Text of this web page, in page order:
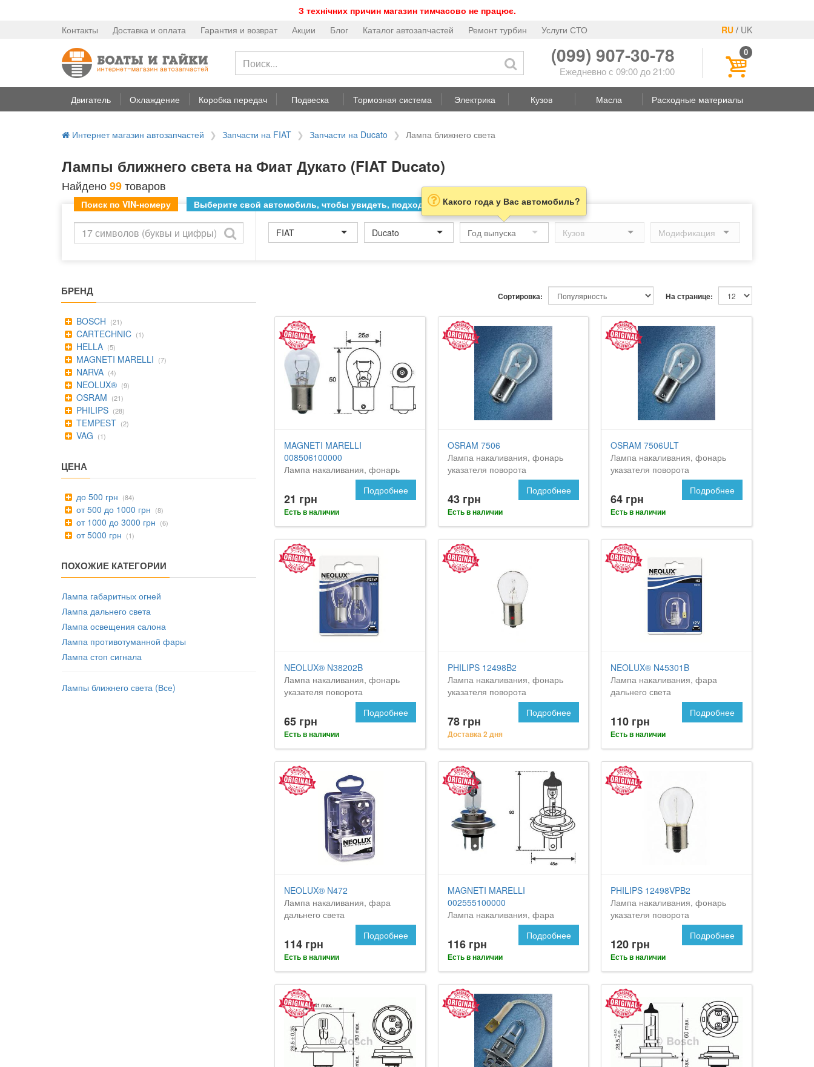
З технічних причин магазин тимчасово не працює.
RU / UK
Контакты Доставка и оплата Гарантия и возврат Акции Блог Каталог автозапчастей Ремонт турбин Услуги СТО
(099) 907-30-78
Ежедневно с 09:00 до 21:00
0
Двигатель Охлаждение Коробка передач Подвеска Тормозная система Электрика Кузов Масла Расходные материалы
Интернет магазин автозапчастей Запчасти на FIAT Запчасти на Ducato Лампа ближнего света
Лампы ближнего света на Фиат Дукато (FIAT Ducato)
Найдено99товаров
Поиск по VIN-номеру Выберите свой автомобиль, чтобы увидеть, подходит ли товар к нему
FIAT Ducato
Какого года у Вас автомобиль?
БРЕНД
BOSCH (21)
CARTECHNIC (1)
HELLA (5)
MAGNETI MARELLI (7)
NARVA (4)
NEOLUX® (9)
OSRAM (21)
PHILIPS (28)
TEMPEST (2)
VAG (1)
ЦЕНА
до 500 грн (84)
от 500 до 1000 грн (8)
от 1000 до 3000 грн (6)
от 5000 грн (1)
ПОХОЖИЕ КАТЕГОРИИ
Лампа габаритных огней
Лампа дальнего света
Лампа освещения салона
Лампа противотуманной фары
Лампа стоп сигнала
Лампы ближнего света (Все)
На странице:
Сортировка:
MAGNETI MARELLI
008506100000
Лампа накаливания, фонарь
указателя поворота
21 грн
Есть в наличии
Подробнее
OSRAM 7506
Лампа накаливания, фонарь
указателя поворота
43 грн
Есть в наличии
Подробнее
OSRAM 7506ULT
Лампа накаливания, фонарь
указателя поворота
64 грн
Есть в наличии
Подробнее
NEOLUX® N38202B
Лампа накаливания, фонарь
указателя поворота
65 грн
Есть в наличии
Подробнее
PHILIPS 12498B2
Лампа накаливания, фонарь
указателя поворота
78 грн
Доставка 2 дня
Подробнее
NEOLUX® N45301B
Лампа накаливания, фара
дальнего света
110 грн
Есть в наличии
Подробнее
NEOLUX® N472
Лампа накаливания, фара
дальнего света
114 грн
Есть в наличии
Подробнее
MAGNETI MARELLI
002555100000
Лампа накаливания, фара
116 грн
Есть в наличии
Подробнее
PHILIPS 12498VPB2
Лампа накаливания, фонарь
указателя поворота
120 грн
Есть в наличии
Подробнее